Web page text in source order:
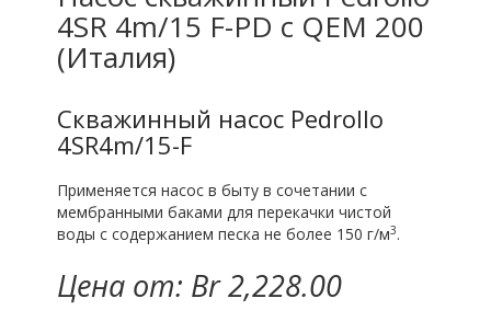
4SR 4m/15 F-PD с QEM 200
(Италия)
Cкважинный насос Pedrollo
4SR4m/15-F
Применяется насос в быту в сочетании с
мембранными баками для перекачки чистой
воды с содержанием песка не более 150 г/м3.
Цена от: Br 2,228.00